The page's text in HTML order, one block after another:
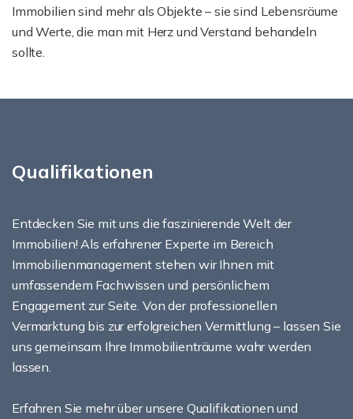
Immobilien sind mehr als Objekte – sie sind Lebensräume
und Werte, die man mit Herz und Verstand behandeln
sollte.
Qualifikationen
Entdecken Sie mit uns die faszinierende Welt der
Immobilien! Als erfahrener Experte im Bereich
Immobilienmanagement stehen wir Ihnen mit
umfassendem Fachwissen und persönlichem
Engagement zur Seite. Von der professionellen
Vermarktung bis zur erfolgreichen Vermittlung – lassen Sie
uns gemeinsam Ihre Immobilienträume wahr werden
lassen.
Erfahren Sie mehr über unsere Qualifikationen und